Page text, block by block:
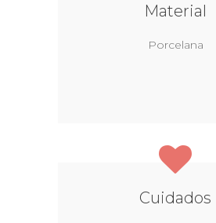
Material
Porcelana
Cuidados